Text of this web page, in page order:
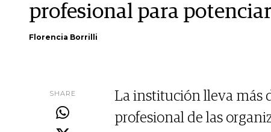
profesional para
Florencia Borrilli
SHARE
La institución lleva más
profesional de las